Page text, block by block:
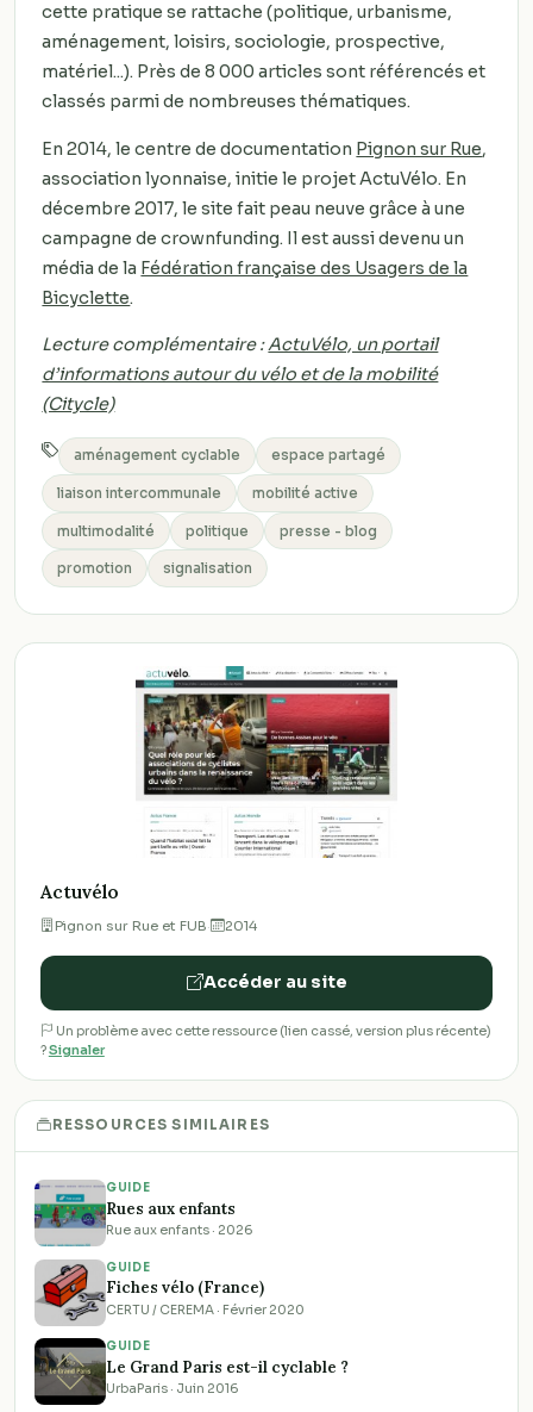
Actuvélo
Pignon sur Rue et FUB· 2014
Accéder au site
Un problème avec cette ressource (lien cassé, version plus récente)
?Signaler
RESSOURCES SIMILAIRES
GUIDE
Rues aux enfants
Rue aux enfants · 2026
GUIDE
Fiches vélo (France)
CERTU / CEREMA · Février 2020
GUIDE
Le Grand Paris est-il cyclable ?
UrbaParis · Juin 2016
cette pratique se rattache (politique, urbanisme,
aménagement, loisirs, sociologie, prospective,
matériel...). Près de 8 000 articles sont référencés et
classés parmi de nombreuses thématiques.
En 2014, le centre de documentation Pignon sur Rue,
association lyonnaise, initie le projet ActuVélo. En
décembre 2017, le site fait peau neuve grâce à une
campagne de crownfunding. Il est aussi devenu un
média de la Fédération française des Usagers de la
Bicyclette.
Lecture complémentaire :ActuVélo, un portail
d’informations autour du vélo et de la mobilité
(Citycle)
aménagement cyclable espace partagé
liaison intercommunale mobilité active
multimodalité politique presse - blog
promotion signalisation